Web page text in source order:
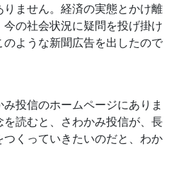
りません。経済の実態とかけ離
の社会状況に疑問を投げ掛け
のような新聞広告を出したので
投信のホームページにありま
を読むと、さわかみ投信が、長
くっていきたいのだと、わか